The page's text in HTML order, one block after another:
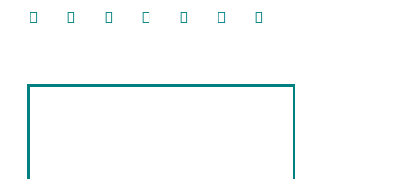
facebooksoundcloud
twitter mastodoninstagramthreads goodreads